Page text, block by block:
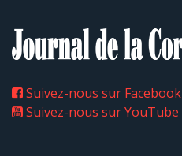
Suivez-nous sur Facebook
Suivez-nous sur YouTube